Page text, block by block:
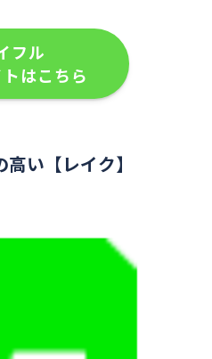
フル
はこちら
い【レイク】